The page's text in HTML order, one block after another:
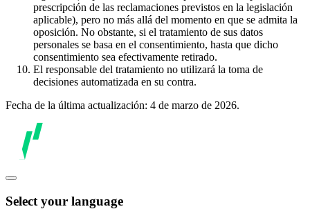
prescripción de las reclamaciones previstos en la legislación
aplicable), pero no más allá del momento en que se admita la
oposición. No obstante, si el tratamiento de sus datos
personales se basa en el consentimiento, hasta que dicho
consentimiento sea efectivamente retirado.
El responsable del tratamiento no utilizará la toma de
decisiones automatizada en su contra.
Fecha de la última actualización: 4 de marzo de 2026.
Select your language